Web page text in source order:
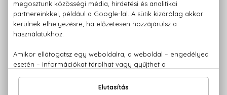
márka következő parfümje sem
szabadult. A sárga színbe bújtatott,
klasszikus, virágos illatot 1995-ben
mesél, különleges és érzéki aurával
ruházva fel a parfümöt. A sárga szín
sem véletlen, hiszen a parfüm
összetevői közt szerepel a mimóza,